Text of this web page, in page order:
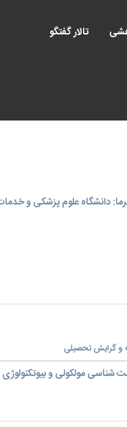
تالار گفتگو
دانشگاه علوم پزشکی و
و گرایش تحصیلی
شناسی مولکولی و بیوتکنولوژی